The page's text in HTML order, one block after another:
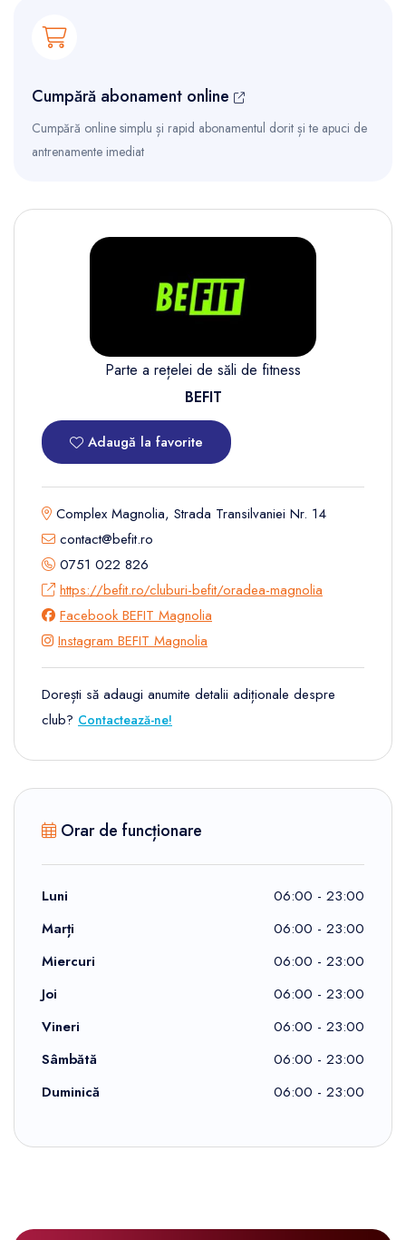
Cumpără abonament online
Cumpără online simplu și rapid abonamentul dorit și te apuci de
antrenamente imediat
Parte a rețelei de săli de fitness
BEFIT
Adaugă la favorite
Complex Magnolia, Strada Transilvaniei Nr. 14
contact@befit.ro
0751 022 826
https://befit.ro/cluburi-befit/oradea-magnolia
Facebook BEFIT Magnolia
Instagram BEFIT Magnolia
Dorești să adaugi anumite detalii adiționale despre
club? Contactează-ne!
Orar de funcționare
Luni
06:00 - 23:00
Marți
06:00 - 23:00
Miercuri
06:00 - 23:00
Joi
06:00 - 23:00
Vineri
06:00 - 23:00
Sâmbătă
06:00 - 23:00
Duminică
06:00 - 23:00